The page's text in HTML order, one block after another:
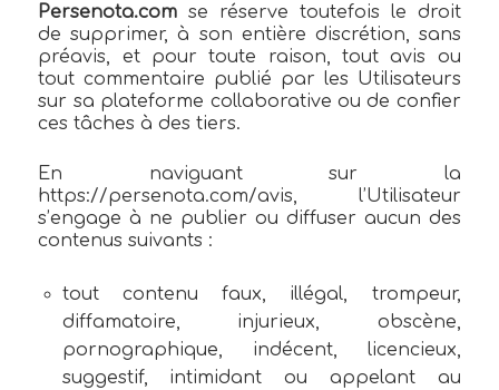
Persenota.com se réserve toutefois le droit
de supprimer, à son entière discrétion, sans
préavis, et pour toute raison, tout avis ou
tout commentaire publié par les Utilisateurs
sur sa plateforme collaborative ou de confier
ces tâches à des tiers.
En naviguant sur la
https://persenota.com/avis, l’Utilisateur
s’engage à ne publier ou diffuser aucun des
contenus suivants :
tout contenu faux, illégal, trompeur,
diffamatoire, injurieux, obscène,
pornographique, indécent, licencieux,
suggestif, intimidant ou appelant au